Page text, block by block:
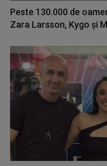
Peste 130.000 de
Zara Larsson, Kygo și